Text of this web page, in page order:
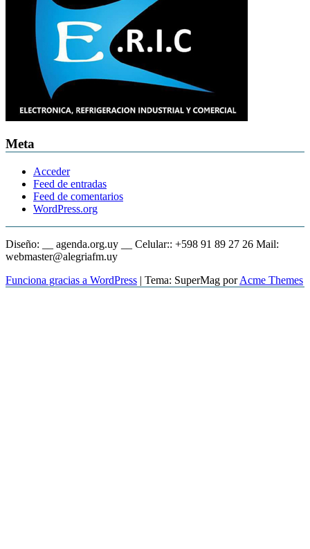
Meta
Acceder
Feed de entradas
Feed de comentarios
WordPress.org
Diseño: __ agenda.org.uy __ Celular:: +598 91 89 27 26 Mail:
webmaster@alegriafm.uy
Funciona gracias a WordPress | Tema: SuperMag porAcme Themes